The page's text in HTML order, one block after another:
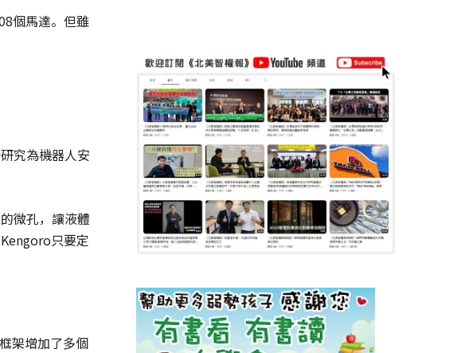
個馬達。但雖
究為機器人安
微孔，讓液體
只要定
架增加了多個